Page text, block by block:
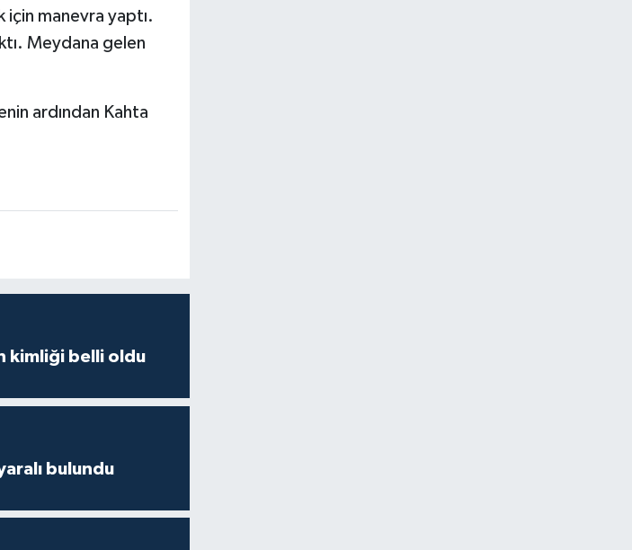
manevra yaptı.
Meydana gelen
ardından Kahta
kimliği belli oldu
bulundu